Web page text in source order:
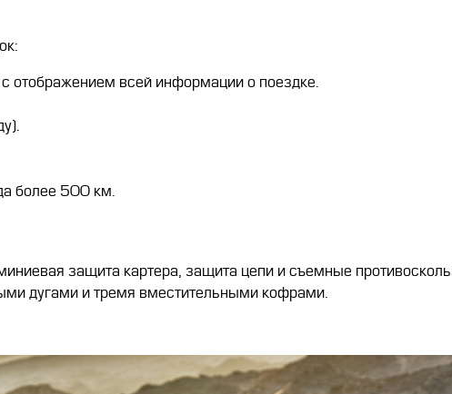
всей информации о поездке.
более 500 км.
защита картера, защита цепи и съемные
дугами и тремя вместительными кофрами.